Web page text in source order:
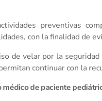
preventivas
con la finalidad de
de velar por la
continuar con la
médico de paciente